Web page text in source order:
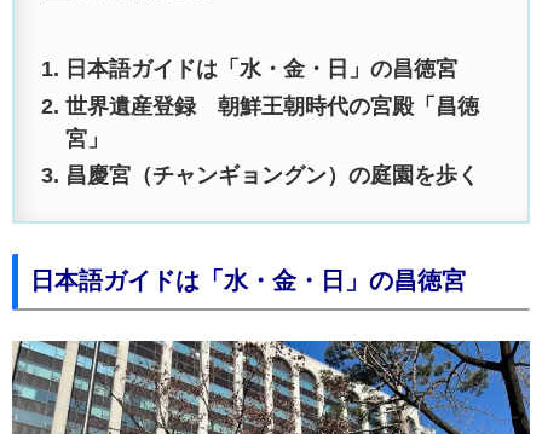
日本語ガイドは「水・金・日」の昌徳宮
世界遺産登録 朝鮮王朝時代の宮殿「昌徳
宮」
昌慶宮（チャンギョングン）の庭園を歩く
日本語ガイドは「水・金・日」の昌徳宮